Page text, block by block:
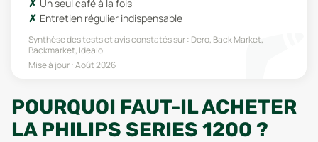
Un seul café à la fois
Entretien régulier indispensable
Synthèse des tests et avis constatés sur : Dero, Back Market,
Backmarket, Idealo
Mise à jour :Août 2026
POURQUOI FAUT-IL ACHETER
LA PHILIPS SERIES 1200 ?